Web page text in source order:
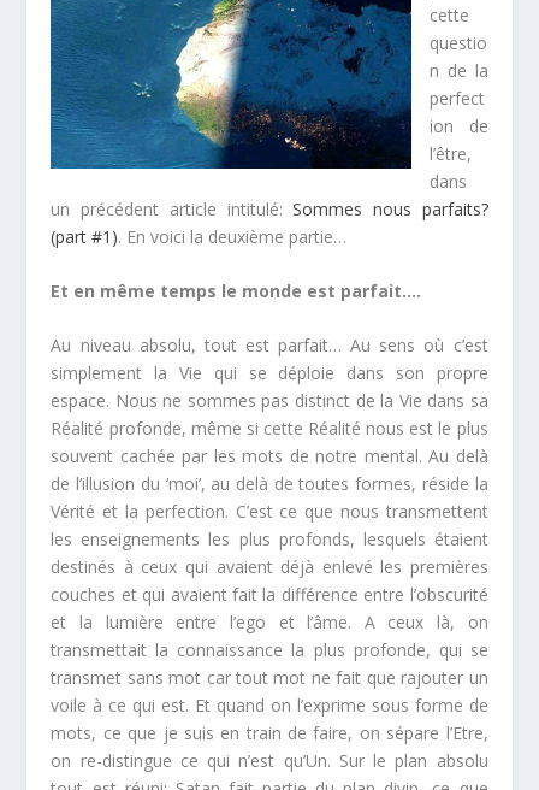
cette
questio
n de la
perfect
ion de
l’être,
dans
un précédent article intitulé:Sommes nous parfaits?
(part #1). En voici la deuxième partie…
Et en même temps le monde est parfait….
Au niveau absolu, tout est parfait… Au sens où c’est
simplement la Vie qui se déploie dans son propre
espace. Nous ne sommes pas distinct de la Vie dans sa
Réalité profonde, même si cette Réalité nous est le plus
souvent cachée par les mots de notre mental. Au delà
de l’illusion du ‘moi’, au delà de toutes formes, réside la
Vérité et la perfection. C’est ce que nous transmettent
les enseignements les plus profonds, lesquels étaient
destinés à ceux qui avaient déjà enlevé les premières
couches et qui avaient fait la différence entre l’obscurité
et la lumière entre l’ego et l’âme. A ceux là, on
transmettait la connaissance la plus profonde, qui se
transmet sans mot car tout mot ne fait que rajouter un
voile à ce qui est. Et quand on l’exprime sous forme de
mots, ce que je suis en train de faire, on sépare l’Etre,
on re-distingue ce qui n’est qu’Un. Sur le plan absolu